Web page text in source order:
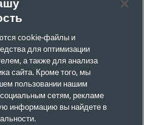
информация
cookie
персональной
cookie-файлы и
для оптимизации
а также для анализа
сайта. Кроме того, мы
пользовании нашим
сетям, рекламе
информацию вы найдете в